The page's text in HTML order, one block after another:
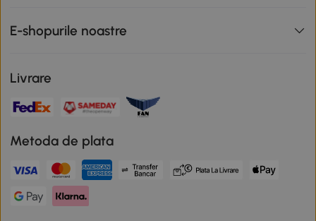
E-shopurile noastre
Livrare
Metoda de plata